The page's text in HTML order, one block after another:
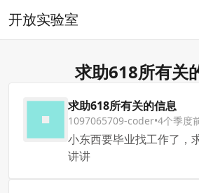
开放实验室
求助618所有关
求助618所有关的信息
1097065709-coder•4个季度
小东西要毕业找工作了，
讲讲